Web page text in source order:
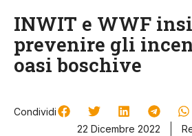
INWIT e WWF
prevenire gli
oasi boschive
Condividi
22 Dicembre 2022